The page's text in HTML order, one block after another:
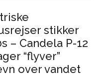
stikker
– Candela P-12
“flyver”
over vandet